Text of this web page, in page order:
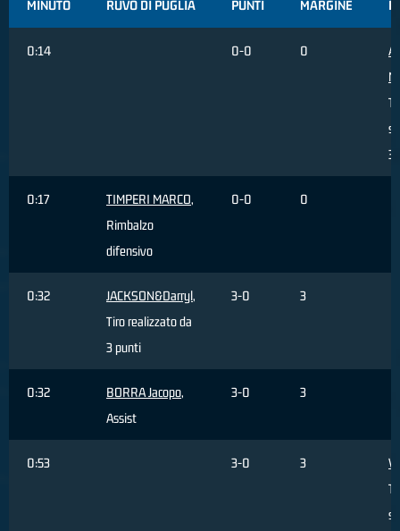
MINUTO
RUVO DI PUGLIA
PUNTI MARGINE
0:14 0-0 0
3
0:17 TIMPERI MARCO,
Rimbalzo
difensivo
0-0 0
0:32 JACKSON&Darryl,
Tiro realizzato da
3 punti
3-0 3
0:32 BORRA Jacopo,
Assist
3-0 3
0:53 3-0 3